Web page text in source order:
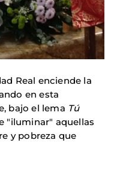
Real enciende la
en esta
bajo el lema Tú
"iluminar" aquellas
y pobreza que